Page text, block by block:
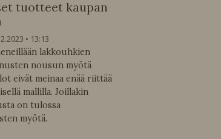
tuotteet kaupan
13:13
lakkouhkien
nousun myötä
eivät meinaa enää riittää
mallilla. Joillakin
on tulossa
myötä.